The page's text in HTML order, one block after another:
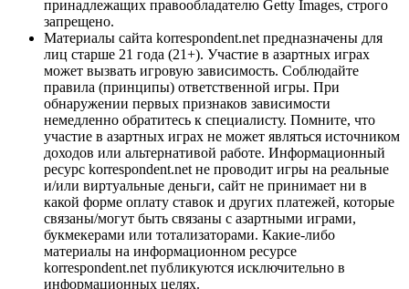
принадлежащих правообладателю Getty Images, строго
запрещено.
Материалы сайта korrespondent.net предназначены для
лиц старше 21 года (21+). Участие в азартных играх
может вызвать игровую зависимость. Соблюдайте
правила (принципы) ответственной игры. При
обнаружении первых признаков зависимости
немедленно обратитесь к специалисту. Помните, что
участие в азартных играх не может являться источником
доходов или альтернативой работе. Информационный
ресурс korrespondent.net не проводит игры на реальные
и/или виртуальные деньги, сайт не принимает ни в
какой форме оплату ставок и других платежей, которые
связаны/могут быть связаны с азартными играми,
букмекерами или тотализаторами. Какие-либо
материалы на информационном ресурсе
korrespondent.net публикуются исключительно в
информационных целях.